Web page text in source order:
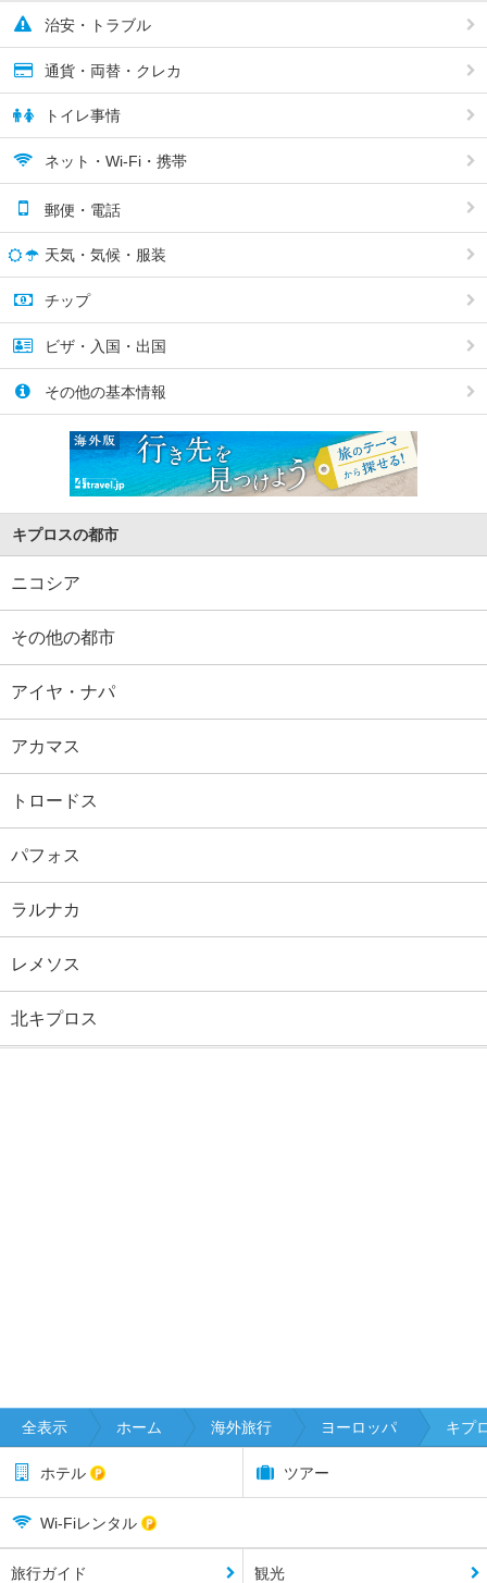
治安・トラブル
通貨・両替・クレカ
トイレ事情
ネット・Wi-Fi・携帯
郵便・電話
天気・気候・服装
チップ
ビザ・入国・出国
その他の基本情報
キプロスの都市
ニコシア
その他の都市
アイヤ・ナパ
アカマス
トロードス
パフォス
ラルナカ
レメソス
北キプロス
全表示 ホーム 海外旅行 ヨーロッパ キプ
ホテル ツアー
Wi-Fiレンタル
旅行ガイド 観光